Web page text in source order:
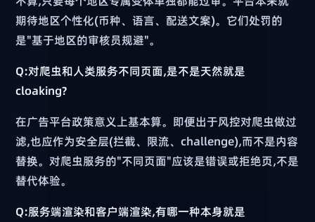
期待地区个性化(币种、语言、配送文案)。它们处罚的
是"基于地区的审核员规避"。
Q:对爬虫和人类服务不同页面,是不是天然就是
cloaking?
在广告平台政策意义上基本算。即便出于风控对爬虫做过
滤,也应作为安全层(拦截、限流、challenge),而不是内容
替换。对爬虫服务的"不同页面"应该是错误或拒绝页,不是
替代体验。
Q:服务端渲染和客户端渲染,有哪一种本身就是